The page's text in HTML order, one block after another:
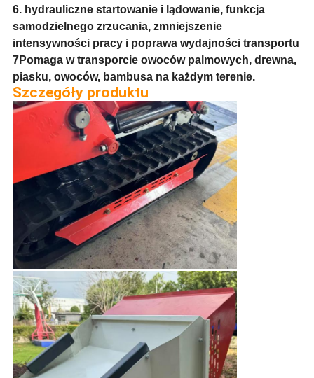
6. hydrauliczne startowanie i lądowanie, funkcja
samodzielnego zrzucania, zmniejszenie
intensywności pracy i poprawa wydajności transportu
7Pomaga w transporcie owoców palmowych, drewna,
piasku, owoców, bambusa na każdym terenie.
Szczegóły produktu